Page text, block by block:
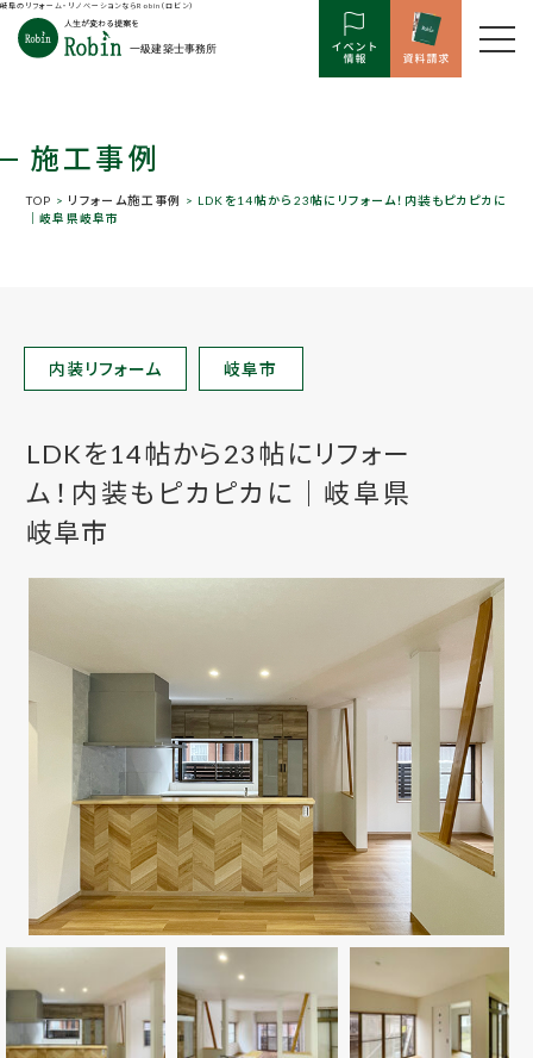
岐阜のリフォーム・リノベーションならRobin（ロビン）
施工事例
TOP > リフォーム施工事例 > LDKを14帖から23帖にリフォーム！内装もピカピカに
｜岐阜県岐阜市
内装リフォーム 岐阜市
LDKを14帖から23帖にリフォー
ム！内装もピカピカに｜岐阜県
岐阜市